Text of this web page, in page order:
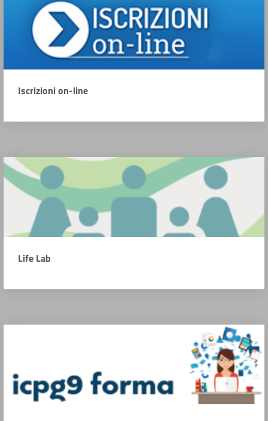
Iscrizioni on-line
Life Lab